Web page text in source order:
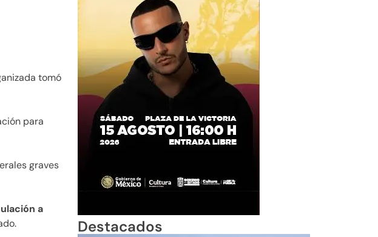
tomó
para
graves
a
Destacados